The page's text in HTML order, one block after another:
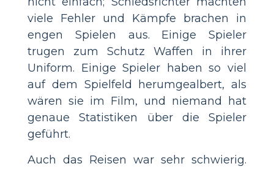
viele Fehler und Kämpfe brachen in
engen Spielen aus. Einige Spieler
trugen zum Schutz Waffen in ihrer
Uniform. Einige Spieler haben so viel
auf dem Spielfeld herumgealbert, als
wären sie im Film, und niemand hat
genaue Statistiken über die Spieler
geführt.
Auch das Reisen war sehr schwierig.